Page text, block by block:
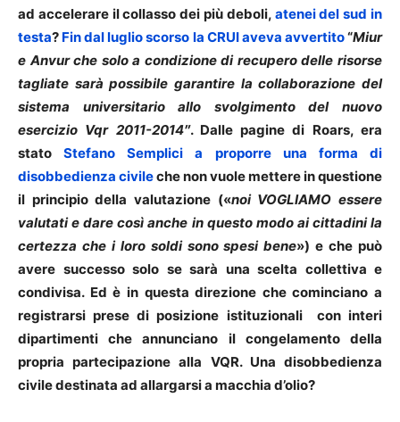
ad accelerare il collasso dei più deboli, atenei del sud in
testa? Fin dal luglio scorso la CRUI aveva avvertito“Miur
e Anvur che solo a condizione di recupero delle risorse
tagliate sarà possibile garantire la collaborazione del
sistema universitario allo svolgimento del nuovo
esercizio Vqr 2011-2014″. Dalle pagine di Roars, era
statoStefano Semplici a proporre una forma di
disobbedienza civileche non vuole mettere in questione
il principio della valutazione («noi VOGLIAMO essere
valutati e dare così anche in questo modo ai cittadini la
certezza che i loro soldi sono spesi bene») e che può
avere successo solo se sarà una scelta collettiva e
condivisa. Ed è in questa direzione che cominciano a
registrarsi prese di posizione istituzionali con interi
dipartimenti che annunciano il congelamento della
propria partecipazione alla VQR. Una disobbedienza
civile destinata ad allargarsi a macchia d’olio?